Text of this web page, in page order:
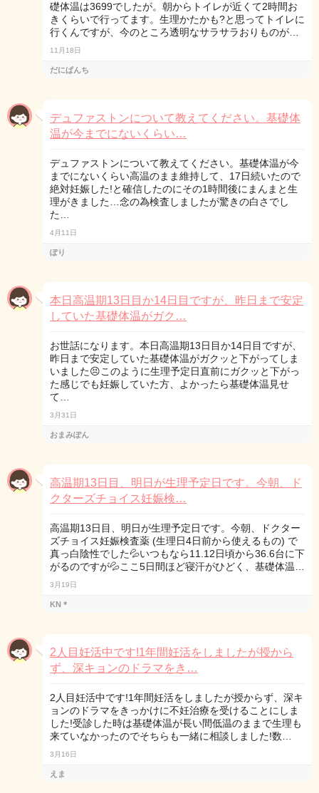
礎体温は3699でしたが。朝からトイレが近くて2時間お
きくらいで行ってます。生理かたかも?と思ってトイレに
行くんですが、今のところ透明なサラサラおりものが…
11月18日
だにぱんち
デュファストンについて教えてください。基礎体
温が今までにないくらい…
デュファストンについて教えてください。基礎体温が今
までにないくらい高温のまま維持して、17日続いたので
絶対妊娠した!と確信したのにその1時間後にまんまと生
理がきました…念の為検査しましたが驚きの白さでし
た…
4月11日
ぽり
本日高温期13日目か14日目ですが、昨日まで安定
していた基礎体温がガク…
お世話になります。本日高温期13日目か14日目ですが、
昨日まで安定していた基礎体温がガクッと下がってしま
いました😣このように生理予定日直前にガクッと下がっ
た感じでも妊娠していた方、よかったら基礎体温見せ
て…
3月31日
おまみぽん
高温期13日目、明日が生理予定日です。今朝、ド
クターズチョイス妊娠検…
高温期13日目、明日が生理予定日です。今朝、ドクター
ズチョイス妊娠検査薬 (生理日4日前から使えるもの) で
真っ白陰性でした💦いつもなら11.12日頃から36.6台に下
がるのですが💦ここ5日間ほど寝汗がひどく、基礎体温…
3月19日
KN＊
2人目妊活中です!1年間妊活をしましたが授から
ず、深キョンのドラマをき…
2人目妊活中です!1年間妊活をしましたが授からず、深キ
ョンのドラマをきっかけに不妊治療を受けることにしま
した!受診した時は基礎体温が長い間低温のままで生理も
来ていなかったのでそちらも一緒に相談しました!数…
3月16日
えま